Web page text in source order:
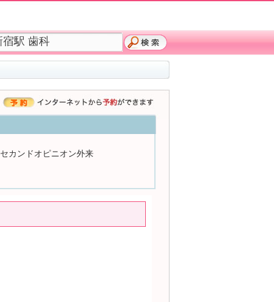
セカンドオピニオン外来